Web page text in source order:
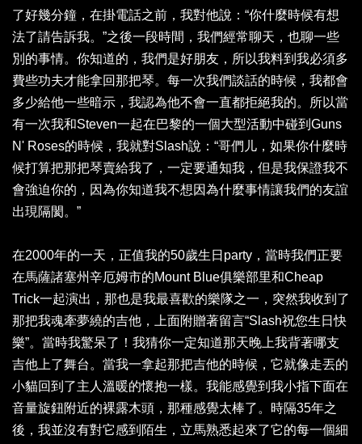
了好幾分鐘，在掛電話之前，我對他說：“你什麼時候有想
法了請告訴我。”之後一段時間，我們經常聊天，也聊一些
別的事情。你知道的，我們是好朋友，所以我料到我必須多
費些功夫才能拿回那把琴。每一次我們談話的時候，我都會
多少給他一些暗示，我認為他不會一直都拒絕我的。所以當
有一次我和Steven一起在巴黎的一個大型活動中碰到Guns
N' Roses的時候，我就對Slash說：“哥們儿，如果你什麼時
候打算把那把琴賣給我了，一定要通知我，但是我保證我不
會強迫你的，因為你知道我不想因為什麼事情讓我們的友誼
出現隔閡。”
在2000年的一天，正值我的50歲生日party，當時我們正要
在馬薩諸塞州辛厄姆市的Mount Blue俱樂部里和Cheap
Trick一起演出，那也是我最喜歡的樂隊之一，突然我收到了
那把我魂牽夢繞的吉他，上面附贈著留言“Slash祝您生日快
樂”。當時我驚呆了！我猜你一定知道那天晚上我背著哪支
吉他上了舞台。當我一拿起那把吉他的時候，它就像走丟的
小貓回到了主人溫暖的懷抱一樣。我能感覺到我小指下面在
音量旋鈕附近的裸露木頭，那種感覺太棒了。時隔35年之
後，我並沒有對它感到陌生，立馬熟悉起來了它的每一個細